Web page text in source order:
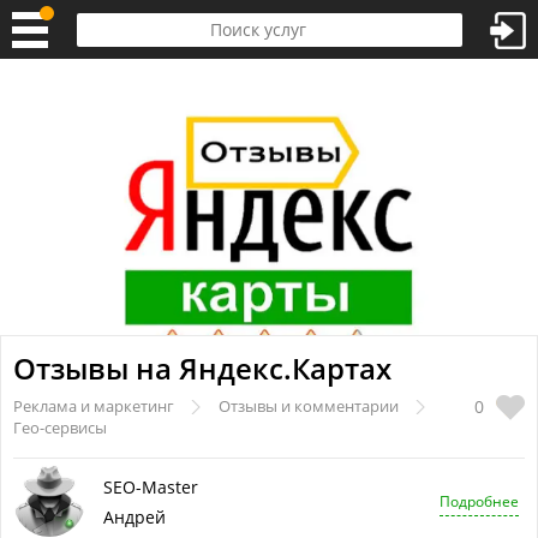
Отзывы на Яндекс.Картах
0
Реклама и маркетинг
Отзывы и комментарии
Гео-сервисы
SEO-Master
Андрей
Подробнее